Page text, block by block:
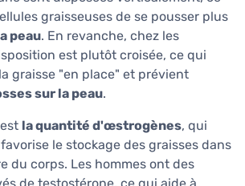
graisseuses de se pousser plus
peau. En revanche, chez les
est plutôt croisée, ce qui
graisse "en place" et prévient
sur la peau.
la quantité d'œstrogènes, qui
le stockage des graisses dans
du corps. Les hommes ont des